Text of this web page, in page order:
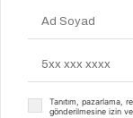
Tanıtım, pazarlama,
gönderilmesine izin